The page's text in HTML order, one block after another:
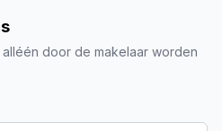
door de makelaar worden